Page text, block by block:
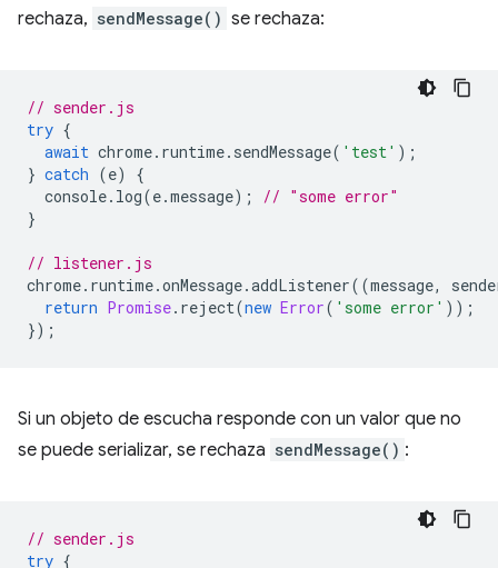
rechaza, sendMessage() se rechaza:
// sender.js
try {
await chrome. runtime. sendMessage( 'test' );
} catch (e)
{
console. log(e.message);
// "some error"
}
// listener.js
chrome. runtime.onMessage.addListener((message,
return Promise. reject(new Error( 'some error' ));
});
Si un objeto de escucha responde con un valor que no
se puede serializar, se rechaza sendMessage() :
// sender.js
try {